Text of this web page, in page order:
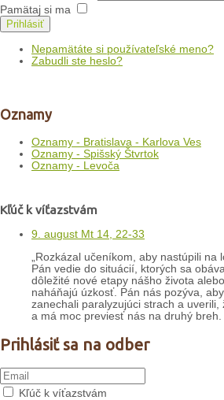
Pamätaj si ma
Prihlásiť
Nepamätáte si používateľské meno?
Zabudli ste heslo?
Oznamy
Oznamy - Bratislava - Karlova Ves
Oznamy - Spišský Štvrtok
Oznamy - Levoča
Kľúč k víťazstvám
9. august Mt 14, 22-33
„Rozkázal učeníkom, aby nastúpili na
Pán vedie do situácií, ktorých sa
dôležité nové etapy nášho života
naháňajú úzkosť. Pán nás pozýva,
zanechali paralyzujúci strach a uverili,
a má moc previesť nás na druhý breh.
Prihlásiť sa na odber
Kľúč k víťazstvám